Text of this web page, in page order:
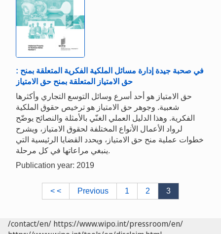
: في صحبة جيدة إدارة مسائل الملكية الفكرية المتعلقة بمنح
حق الامتياز المتعلقة بمنح حق الامتياز
حق الامتياز هو أحد أسرع وسائل التوسع التجاري وأكثرها
شعبية. وجوهر حق الامتياز هو ترخيص حقوق الملكية
الفكرية. وهذا الدليل العملي الغنّي بالأمثلة والنصائح يوضّح
لرواد الأعمال الأنواع المختلفة لحقوق الامتياز، ويشرح
خطوات عملية منح حق الامتياز، ويحدد القضايا الرئيسية التي
ينبغي مراعاتها في كل مرحلة.
Publication year: 2019
< < Previous 1 2 3
/contact/en/ https://www.wipo.int/pressroom/en/